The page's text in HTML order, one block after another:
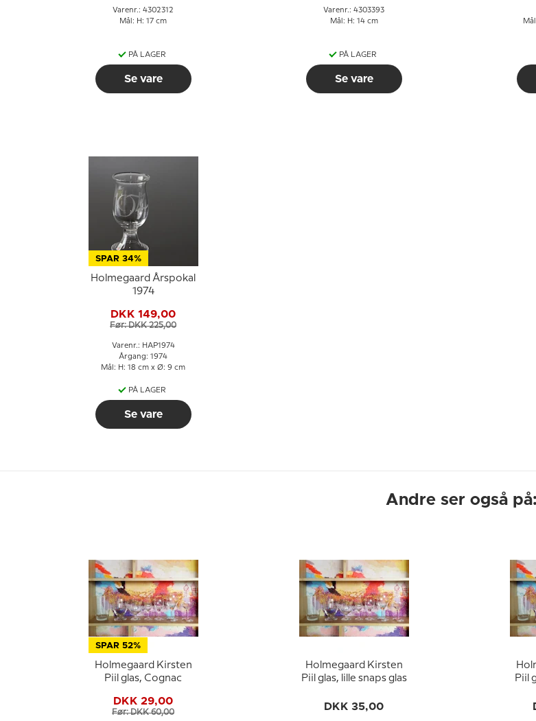
Varenr.: 4302312
Mål: H: 17 cm
PÅ LAGER
Se vare
Varenr.: 4303393
Mål: H: 14 cm
PÅ LAGER
Se vare
SPAR 34%
Holmegaard Årspokal
1974
DKK 149,00
Før: DKK 225,00
Varenr.: HAP1974
Årgang: 1974
Mål: H: 18 cm x Ø: 9 cm
PÅ LAGER
Se vare
Andre ser også på:
SPAR 52%
Holmegaard Kirsten
Piil glas, Cognac
DKK 29,00
Før: DKK 60,00
Holmegaard Kirsten
Piil glas, lille snaps glas
DKK 35,00
Piil